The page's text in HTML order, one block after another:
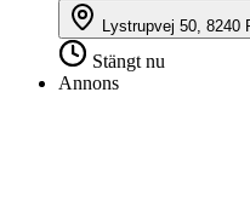
Lystrupvej 50, 8240
Stängt nu
Annons